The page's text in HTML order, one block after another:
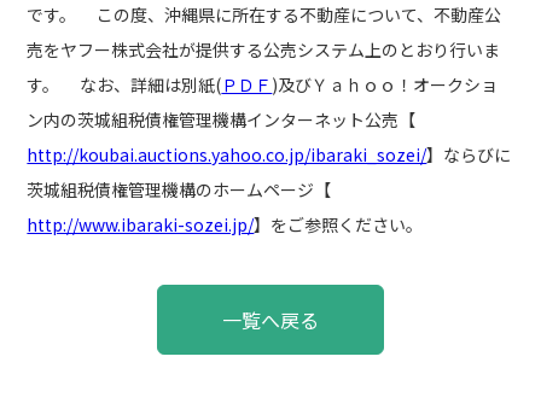
です。 この度、沖縄県に所在する不動産について、不動産公
売をヤフー株式会社が提供する公売システム上のとおり行いま
す。 なお、詳細は別紙(ＰＤＦ )及びＹａｈｏｏ！オークショ
ン内の茨城組税債権管理機構インターネット公売【
http://koubai.auctions.yahoo.co.jp/ibaraki_sozei/】ならびに
茨城組税債権管理機構のホームページ【
http://www.ibaraki-sozei.jp/】をご参照ください。
一覧へ戻る